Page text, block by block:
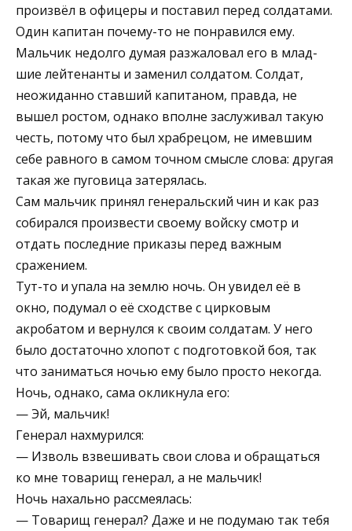
произвёл в офицеры и поставил перед солдатами.
Один капитан почему-то не понравился ему.
Мальчик недолго думая разжаловал его в млад­
шие лейтенанты и заменил солдатом. Солдат,
неожи­данно ставший капитаном, правда, не
вышел ростом, однако вполне заслуживал такую
честь, потому что был храбрецом, не имевшим
себе равного в самом точном смысле слова: другая
такая же пуговица за­терялась.
Сам мальчик принял генеральский чин и как раз
собирался произвести своему войску смотр и
отдать последние приказы перед важным
сражением.
Тут-то и упала на землю ночь. Он увидел её в
окно, подумал о её сходстве с цирковым
акробатом и вер­нулся к своим солдатам. У него
было достаточно хло­пот с подготовкой боя, так
что заниматься ночью ему было просто некогда.
Ночь, однако, сама окликнула его:
— Эй, мальчик!
Генерал нахмурился:
— Изволь взвешивать свои слова и обращаться
ко мне товарищ генерал, а не мальчик!
Ночь нахально рассмеялась:
— Товарищ генерал? Даже и не подумаю так тебя